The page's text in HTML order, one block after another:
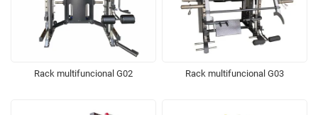
Rack multifuncional G02 Rack multifuncional G03